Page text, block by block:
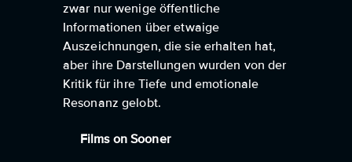
zwar nur wenige öffentliche
Informationen über etwaige
Auszeichnungen, die sie erhalten hat,
aber ihre Darstellungen wurden von der
Kritik für ihre Tiefe und emotionale
Resonanz gelobt.
Films on Sooner